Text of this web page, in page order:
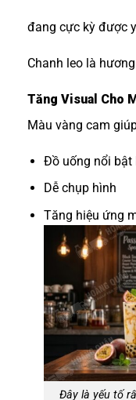
đang cực kỳ được
Chanh leo là
Tăng Visual Cho
Màu vàng cam
Đồ uống nổi bật
Dễ chụp hình
Tăng hiệu ứng
Đây là yếu tố